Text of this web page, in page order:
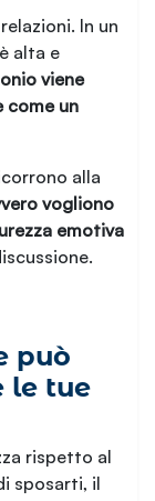
In un
alta e
viene
come un
alla
vogliono
emotiva
può
le tue
rispetto al
sposarti, il